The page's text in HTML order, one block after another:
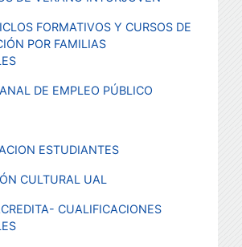
FORMATIVOS Y CURSOS DE
POR FAMILIAS
DE EMPLEO PÚBLICO
ESTUDIANTES
CULTURAL UAL
CUALIFICACIONES